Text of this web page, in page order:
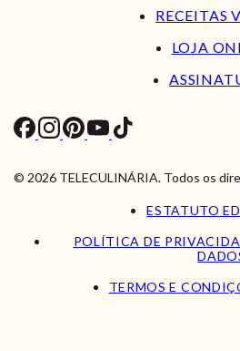
RECEITAS
LOJA
© 2026 TELECULINÁRIA. Todos os
ESTATUTO
POLÍTICA DE
TERMOS E